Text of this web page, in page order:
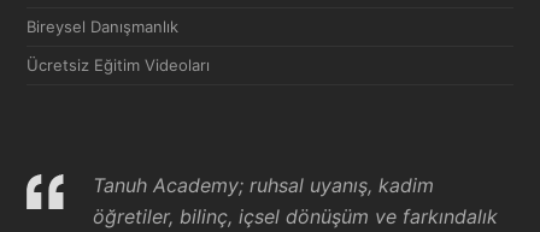
Bireysel Danışmanlık
Ücretsiz Eğitim Videoları
Tanuh Academy; ruhsal uyanış, kadim
öğretiler, bilinç, içsel dönüşüm ve farkındalık